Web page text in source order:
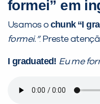
formei” em
Usamos o chunk “I
formei.”. Preste
I graduated! Eu me